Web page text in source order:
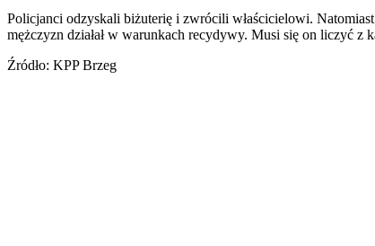
Policjanci odzyskali biżuterię i zwrócili właścicielowi.
mężczyzn działał w warunkach recydywy. Musi się on liczyć z
Źródło: KPP Brzeg